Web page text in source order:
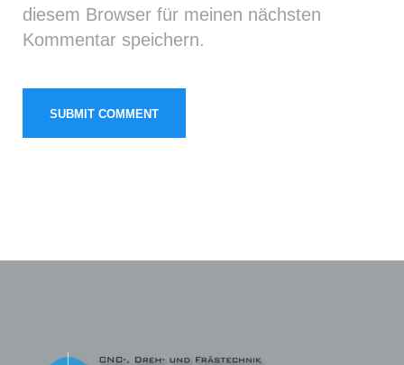
diesem Browser für meinen nächsten
Kommentar speichern.